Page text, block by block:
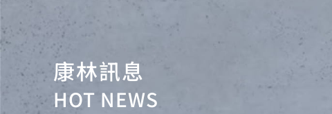
康林訊息
HOT NEWS